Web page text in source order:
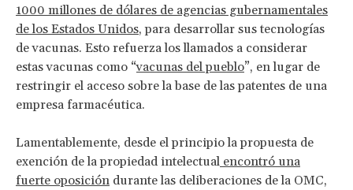
1000 millones de dólares de agencias gubernamentales
de los Estados Unidos, para desarrollar sus tecnologías
de vacunas. Esto refuerza los llamados a considerar
estas vacunas como “vacunas del pueblo”, en lugar de
restringir el acceso sobre la base de las patentes de una
empresa farmacéutica.
Lamentablemente, desde el principio la propuesta de
exención de la propiedad intelectual encontró una
fuerte oposición durante las deliberaciones de la OMC,